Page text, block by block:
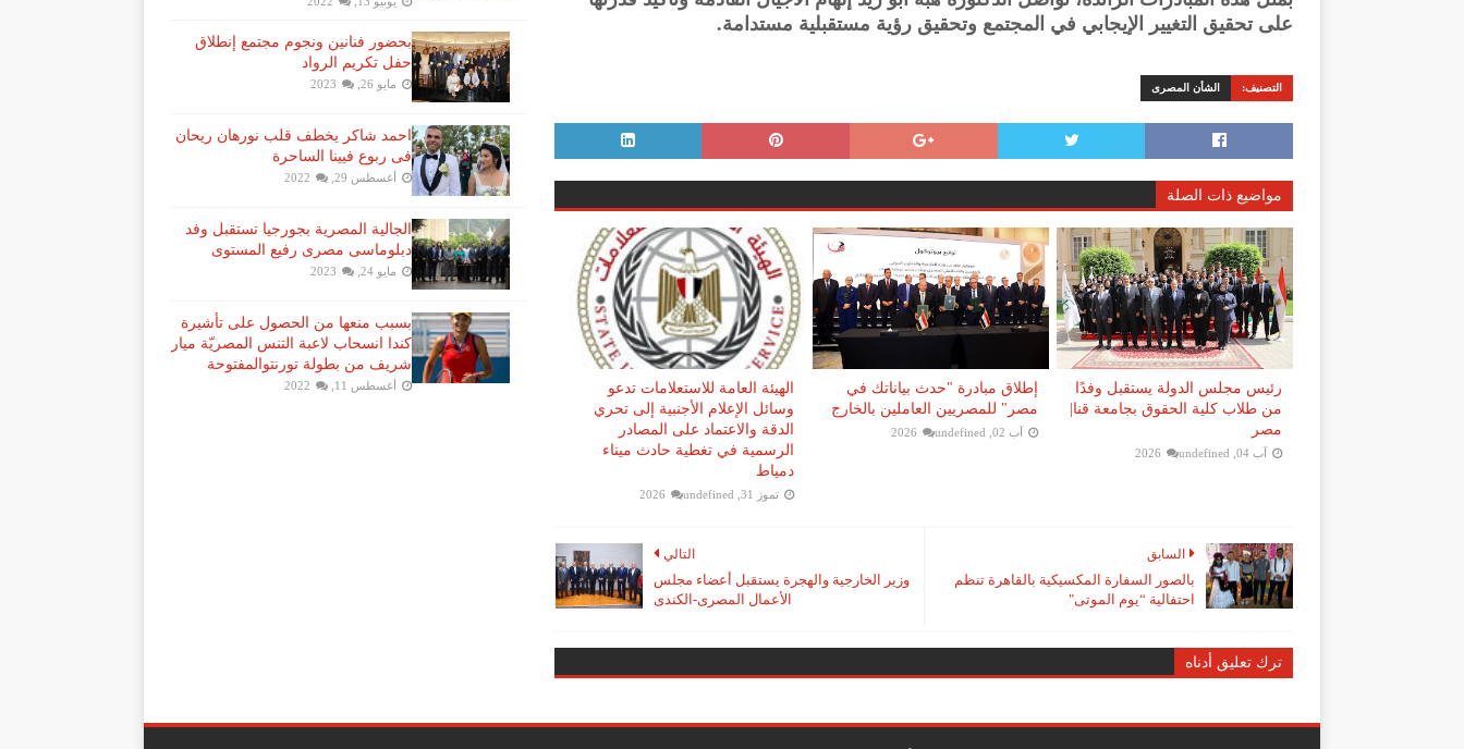
على تحقيق التغيير الإيجابي في المجتمع وتحقيق رؤية مستقبلية مستدامة.
التصنيف: الشأن المصرى
مواضيع ذات الصلة
رئيس مجلس الدولة يستقبل وفدًا
من طلاب كلية الحقوق بجامعة قنا|
مصر
آب 04, 2026 undefined
إطلاق مبادرة "حدث بياناتك في
مصر" للمصريين العاملين بالخارج
آب 02, 2026 undefined
الهيئة العامة للاستعلامات تدعو
وسائل الإعلام الأجنبية إلى تحري
الدقة والاعتماد على المصادر
الرسمية في تغطية حادث ميناء
دمياط
تموز 31, 2026 undefined
التالي
وزير الخارجية والهجرة يستقبل أعضاء مجلس
الأعمال المصرى-الكندى
السابق
بالصور السفارة المكسيكية بالقاهرة تنظم
احتفالية “يوم الموتى"
ترك تعليق أدناه
بحضور فنانين ونجوم مجتمع إنطلاق
حفل تكريم الرواد
مايو 26, 2023
احمد شاكر يخطف قلب نورهان ريحان
فى ربوع فيينا الساحرة
أغسطس 29, 2022
الجالية المصرية بجورجيا تستقبل وفد
دبلوماسى مصرى رفيع المستوى
مايو 24, 2023
بسبب منعها من الحصول على تأشيرة
كندا انسحاب لاعبة ​التنس​ المصريّة ​ميار
شريف​ من بطولة ​تورنتو​المفتوحة
أغسطس 11, 2022